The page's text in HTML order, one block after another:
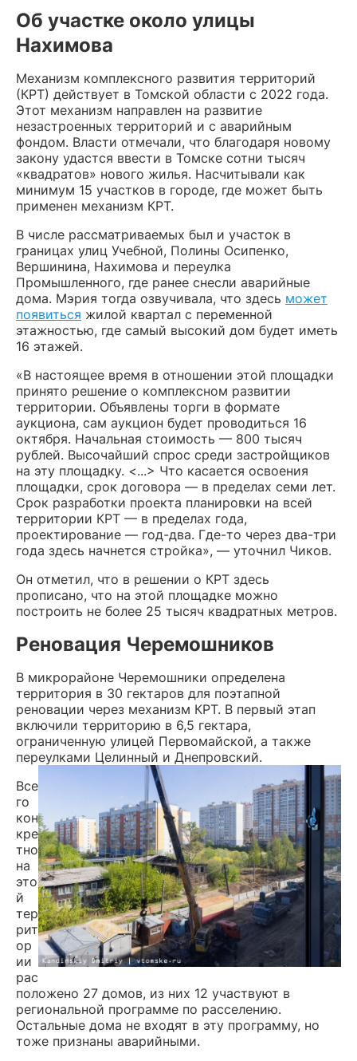
Об участке около улицы
Нахимова
Механизм комплексного развития территорий
(КРТ) действует в Томской области с 2022 года.
Этот механизм направлен на развитие
незастроенных территорий и с аварийным
фондом. Власти отмечали, что благодаря новому
закону удастся ввести в Томске сотни тысяч
«квадратов» нового жилья. Насчитывали как
минимум 15 участков в городе, где может быть
применен механизм КРТ.
В числе рассматриваемых был и участок в
границах улиц Учебной, Полины Осипенко,
Вершинина, Нахимова и переулка
Промышленного, где ранее снесли аварийные
дома. Мэрия тогда озвучивала, что здесь может
появиться жилой квартал с переменной
этажностью, где самый высокий дом будет иметь
16 этажей.
«В настоящее время в отношении этой площадки
принято решение о комплексном развитии
территории. Объявлены торги в формате
аукциона, сам аукцион будет проводиться 16
октября. Начальная стоимость — 800 тысяч
рублей. Высочайший спрос среди застройщиков
на эту площадку. <...> Что касается освоения
площадки, срок договора — в пределах семи лет.
Срок разработки проекта планировки на всей
территории КРТ — в пределах года,
проектирование — год-два. Где-то через два-три
года здесь начнется стройка», — уточнил Чиков.
Он отметил, что в решении о КРТ здесь
прописано, что на этой площадке можно
построить не более 25 тысяч квадратных метров.
Реновация Черемошников
В микрорайоне Черемошники определена
территория в 30 гектаров для поэтапной
реновации через механизм КРТ. В первый этап
включили территорию в 6,5 гектара,
ограниченную улицей Первомайской, а также
переулками Целинный и Днепровский.
Все
го
кон
кре
тно
на
это
й
тер
рит
ор
ии
рас
положено 27 домов, из них 12 участвуют в
региональной программе по расселению.
Остальные дома не входят в эту программу, но
тоже признаны аварийными.